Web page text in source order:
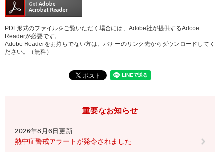
PDF形式のファイルをご覧いただく場合には、Adobe社が提供するAdobe
Readerが必要です。
Adobe Readerをお持ちでない方は、バナーのリンク先からダウンロードしてく
ださい。（無料）
重要なお知らせ
2026年8月6日更新
熱中症警戒アラートが発令されました